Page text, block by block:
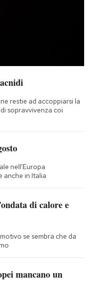
restie ad accoppiarsi la
sopravvivenza coi
nell'Europa
anche in Italia
di calore e
se sembra che da
mancano un